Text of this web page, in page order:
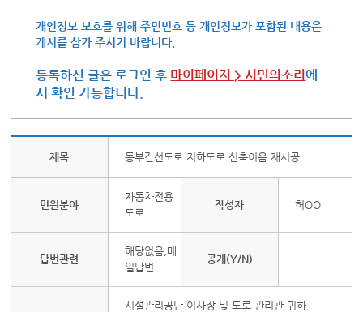
개인정보 보호를 위해 주민번호 등 개인정보가 포함된 내용은
게시를 삼가 주시기 바랍니다.
등록하신 글은 로그인 후 마이페이지 > 시민의소리에
서 확인 가능합니다.
제목 동부간선도로 지하도로 신축이음 재시공
민원분야
자동차전용
도로
작성자 허OO
답변관련
해당없음,메
일답변
공개(Y/N)
시설관리공단 이사장 및 도로 관리관 귀하